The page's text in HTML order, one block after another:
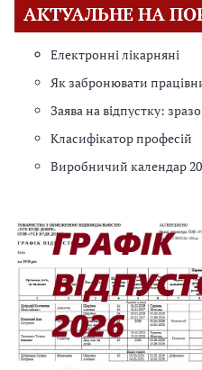
АКТУАЛЬНЕ НА
Електронні лікарняні
Як забронювати
Заява на відпустку:
Класифікатор професій
Виробничий календар